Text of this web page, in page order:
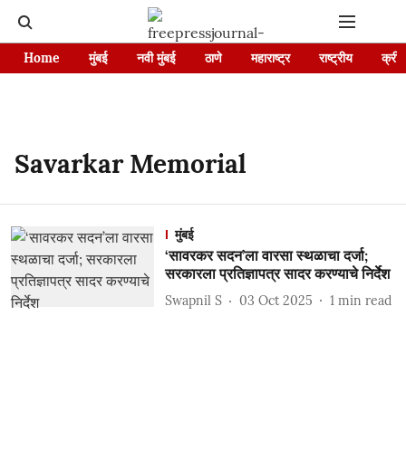
Home मुंबई नवी मुंबई ठाणे महाराष्ट्र राष्ट्रीय
Savarkar Memorial
मुंबई
‘सावरकर सदन’ला वारसा स्थळाचा दर्जा;
सरकारला प्रतिज्ञापत्र सादर करण्याचे निर्देश
Swapnil S 03 Oct 2025 1 min read